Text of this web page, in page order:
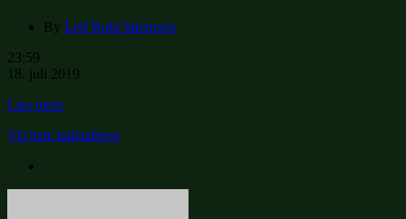
By Leif Bohl Sørensen
udlejet
delvist
23:59
18. juli 2019
Læs mere
Vis hele kalenderen